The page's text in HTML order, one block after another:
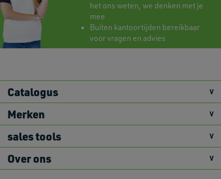
het ons weten, we denken met je
mee
Buiten kantoortijden bereikbaar
voor vragen en advies
Catalogus
Merken
sales tools
Over ons